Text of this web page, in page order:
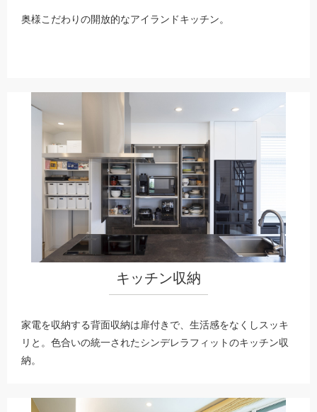
奥様こだわりの開放的なアイランドキッチン。
キッチン収納
家電を収納する背面収納は扉付きで、生活感をなくしスッキ
リと。色合いの統一されたシンデレラフィットのキッチン収
納。